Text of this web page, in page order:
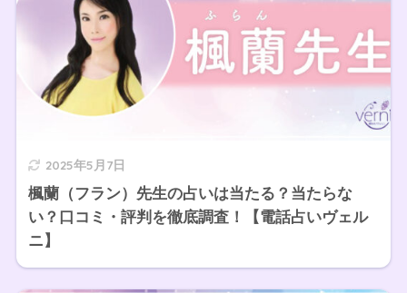
2025年5月7日
楓蘭（フラン）先生の占いは当たる？当たらな
い？口コミ・評判を徹底調査！【電話占いヴェル
ニ】